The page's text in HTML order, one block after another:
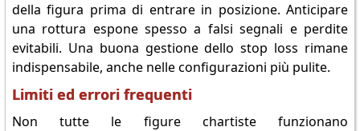
della figura prima di entrare in posizione. Anticipare
una rottura espone spesso a falsi segnali e perdite
evitabili. Una buona gestione dello stop loss rimane
indispensabile, anche nelle configurazioni più pulite.
Limiti ed errori frequenti
Non tutte le figure chartiste funzionano